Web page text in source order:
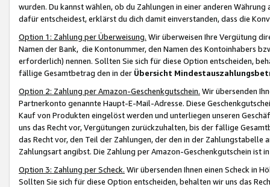
wurden. Du kannst wählen, ob du Zahlungen in einer anderen
dafür entscheidest, erklärst du dich damit einverstanden, dass die
Option 1: Zahlung per Überweisung. Wir überweisen Ihre Vergütung
Namen der Bank, die Kontonummer, den Namen des Kontoinhabers
erforderlich) nennen. Sollten Sie sich für diese Option entscheiden,
fällige Gesamtbetrag den in der Übersicht
Option 2: Zahlung per Amazon-Geschenkgutschein. Wir übersenden
Partnerkonto genannte Haupt-E-Mail-Adresse. Diese
Kauf von Produkten eingelöst werden und unterliegen unseren
uns das Recht vor, Vergütungen zurückzuhalten, bis der fällige
das Recht vor, den Teil der Zahlungen, der den in der
Zahlungsart angibst. Die Zahlung per Amazon-Geschenkgutschein ist
Option 3: Zahlung per Scheck. Wir übersenden Ihnen einen Scheck in
Sollten Sie sich für diese Option entscheiden, behalten wir uns das